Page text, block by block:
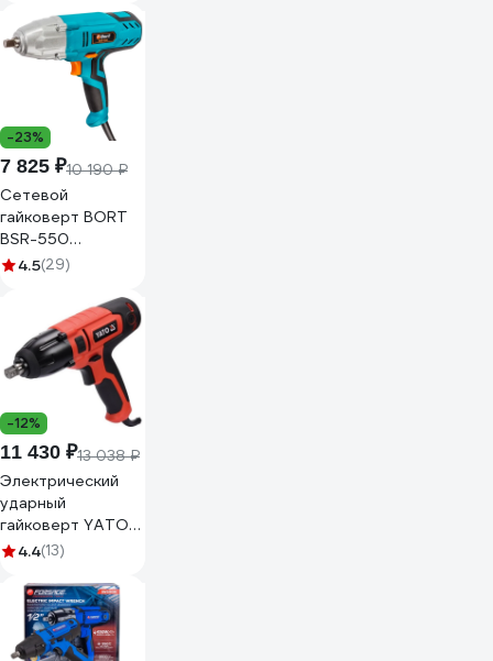
IW550S(65919)
-23%
7 825 ₽10 190 ₽
Сетевой
гайковерт BORT
BSR-550
93723880
4.5(29)
-12%
11 430 ₽13 038 ₽
Электрический
ударный
гайковерт YATO
1/2" 450Вт/450Нм
4.4(13)